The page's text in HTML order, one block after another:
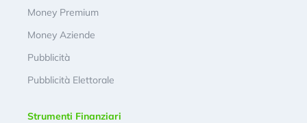
Money Premium
Money Aziende
Pubblicità
Pubblicità Elettorale
Strumenti Finanziari